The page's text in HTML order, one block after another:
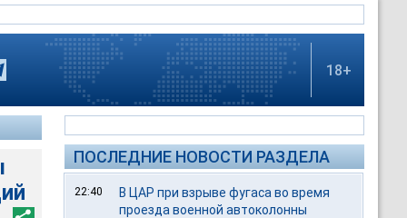
18+
ПОСЛЕДНИЕ НОВОСТИ РАЗДЕЛА
22:40
В ЦАР при взрыве фугаса во время
проезда военной автоколонны